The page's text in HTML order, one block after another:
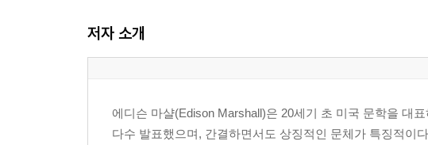
저자 소개
에디슨 마샬(Edison Marshall)은 20세기 초 미국 문학을 대
다수 발표했으며, 간결하면서도 상징적인 문체가 특징적이